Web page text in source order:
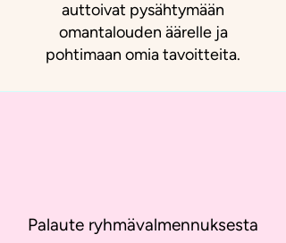
auttoivat pysähtymään
omantalouden äärelle ja
pohtimaan omia tavoitteita.
Palaute ryhmävalmennuksesta